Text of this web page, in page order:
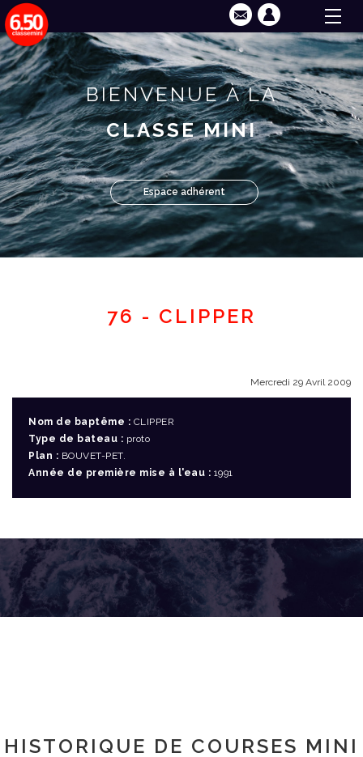
BIENVENUE À LA
CLASSE MINI
Espace adhérent
76 - CLIPPER
Mercredi 29 Avril 2009
Nom de baptême : CLIPPER
Type de bateau : proto
Plan : BOUVET-PET.
Année de première mise à l'eau : 1991
HISTORIQUE DE COURSES MINI